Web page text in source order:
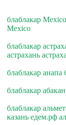
блаблакар
Mexico
блаблакар
астрахань
блаблакар анапа
блаблакар
блаблакар
казань едем.рф